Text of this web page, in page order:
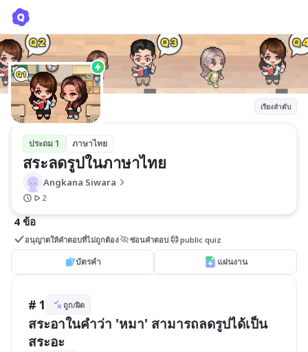
เรียงลำดับ
ประถม 1 ภาษาไทย
สระลดรูปในภาษาไทย
Angkana Siwara
2
4 ข้อ
อนุญาตให้คำตอบที่ไม่ถูกต้อง ซ่อนคำตอบ public quiz
บัตรคำ แผ่นงาน
# 1 ถูก/ผิด
สระอาในคำว่า 'หมา' สามารถลดรูปได้เป็น
สระอะ